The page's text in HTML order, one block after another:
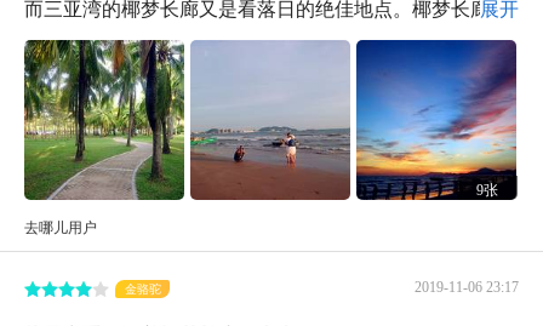
而三亚湾的椰梦长廊又是看落日的绝佳地点。椰梦长廊...
展开
9张
去哪儿用户
2019-11-06 23:17
金骆驼